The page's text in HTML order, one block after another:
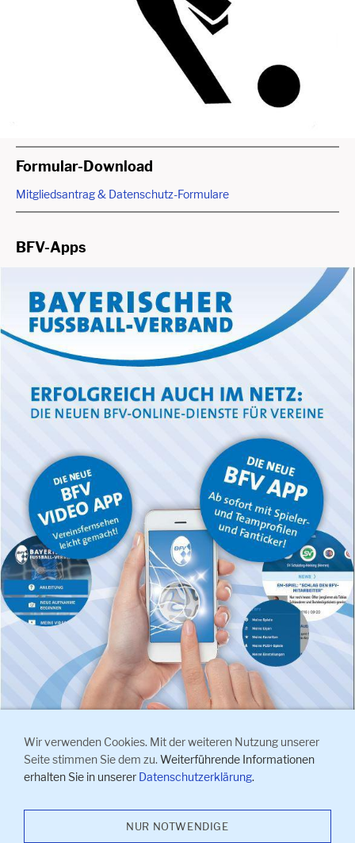
Formular-Download
Mitgliedsantrag & Datenschutz-Formulare
BFV-Apps
Wir verwenden Cookies. Mit der weiteren Nutzung unserer
Seite stimmen Sie dem zu. Weiterführende Informationen
erhalten Sie in unserer Datenschutzerklärung.
NUR NOTWENDIGE